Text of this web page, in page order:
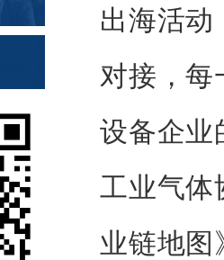
出海活
对接，每
设备企业
工业气体
业链地图